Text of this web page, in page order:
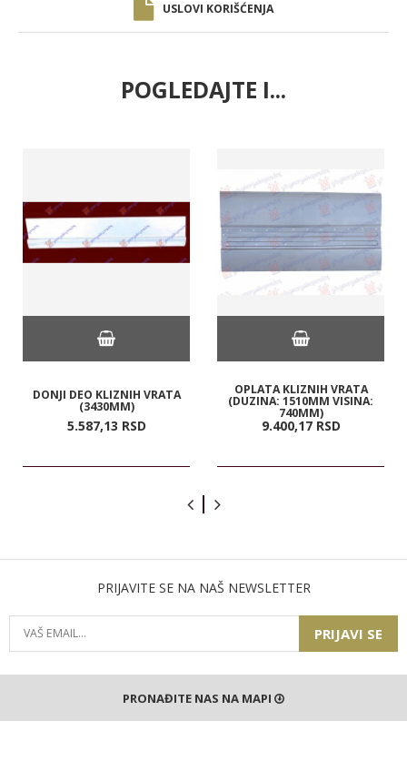
USLOVI KORIŠĆENJA
POGLEDAJTE I...
DONJI DEO KLIZNIH VRATA
(3430MM)
5.587,13 RSD
OPLATA KLIZNIH VRATA
(DUZINA: 1510MM VISINA:
740MM)
9.400,17 RSD
PRIJAVITE SE NA NAŠ NEWSLETTER
PRIJAVI SE
PRONAĐITE NAS NA MAPI